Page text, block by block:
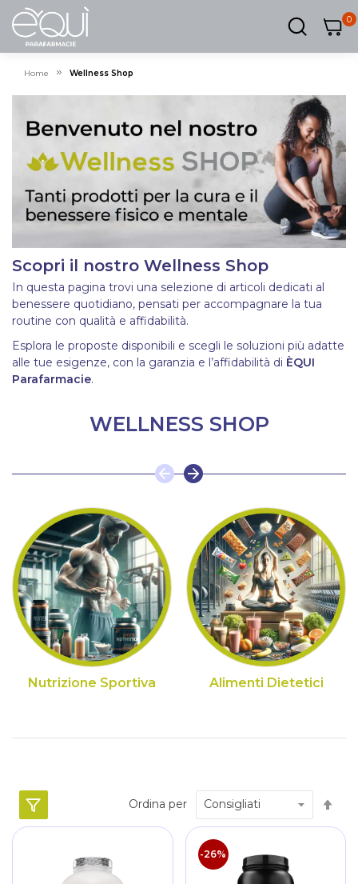
00
Home Wellness Shop
Scopri il nostro Wellness Shop
In questa pagina trovi una selezione di articoli dedicati al
benessere quotidiano, pensati per accompagnare la tua
routine con qualità e affidabilità.
Esplora le proposte disponibili e scegli le soluzioni più adatte
alle tue esigenze, con la garanzia e l’affidabilità di ÈQUI
Parafarmacie.
WELLNESS SHOP
Nutrizione Sportiva Alimenti Dietetici
Ordina per
-26%